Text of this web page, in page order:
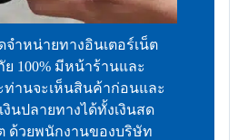
จำหน่ายทางอินเตอร์เน็ต
100% มีหน้าร้านและ
ท่านจะเห็นสินค้าก่อนและ
นปลายทางได้ทั้งเงินสด
ด้วยพนักงานของบริษัท